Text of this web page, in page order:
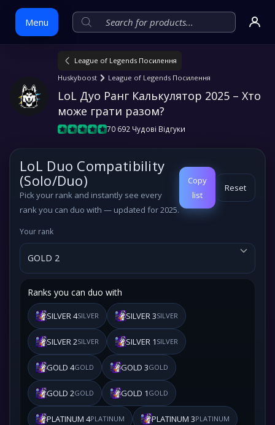
Menu
content
League of Legends Посилення
Huskyboost
League of Legends Посилення
LoL Дуо Ранг Калькулятор 2025 – Хто
може грати разом?
70 692 Чудові Відгуки
LoL Duo Compatibility
(Solo/Duo)
Pickyour rank and instantly see every
rank you can duo with — updated for 2025.
Copy
list
Reset
Your rank
Ranks you can duo with
SILVER 4SILVER SILVER 3SILVER
SILVER 2SILVER SILVER 1 SILVER
GOLD 4GOLD GOLD 3GOLD
GOLD 2GOLD GOLD 1 GOLD
PLATINUM 4PLATINUM PLATINUM 3PLATINUM